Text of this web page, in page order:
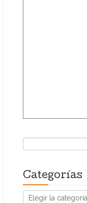
Buscar:
Categorías
Categorías